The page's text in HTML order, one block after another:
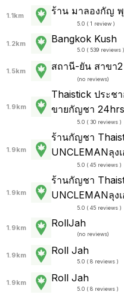
1.1km ร้าน มาลองกัญ
5.0 ( 1 review )
1.2km Bangkok Kush
5.0 ( 539 reviews )
1.5km สถานี-ยัน สาขา2
(no reviews)
1.9km
Thaistick ประช
ขายกัญชา 24hrs
5.0 ( 30 reviews )
1.9km
ร้านกัญชา
UNCLEMANลุง
5.0 ( 45 reviews )
1.9km
ร้านกัญชา
UNCLEMANลุง
5.0 ( 45 reviews )
1.9km RollJah
(no reviews)
1.9km Roll Jah
5.0 ( 8 reviews )
1.9km Roll Jah
5.0 ( 8 reviews )